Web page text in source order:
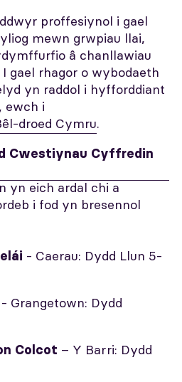
proffesiynol i gael
mewn grwpiau llai,
â chanllawiau
gael rhagor o wybodaeth
yn raddol i hyfforddiant
ewch i
droed Cymru.
Cwestiynau Cyffredin
yn eich ardal chi a
i fod yn bresennol
- Caerau: Dydd Llun 5-
- Grangetown: Dydd
Colcot – Y Barri: Dydd